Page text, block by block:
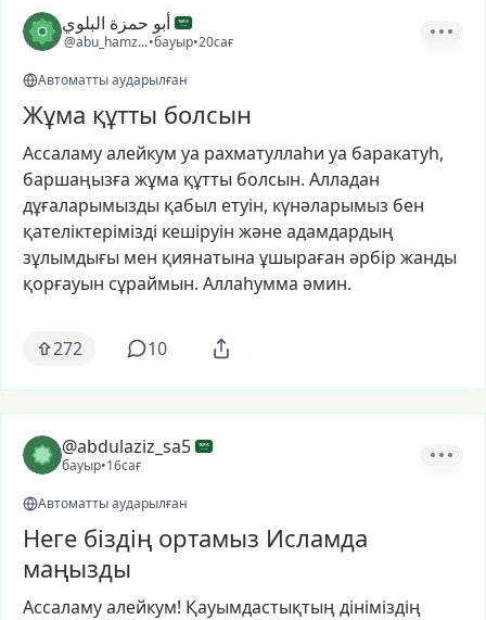
أبو حمزة البلوي
@abu_hamza_22
•бауыр•20сағ
Автоматты аударылған
Жұма құтты болсын
Ассаламуалейкум уа рахматуллаһи уа баракатуһ,
баршаңызға жұма құтты болсын. Алладан
дұғаларымызды қабыл етуін, күнәларымыз бен
қателіктерімізді кешіруін жәнеадамдардың
зұлымдығы мен қиянатына ұшыраған әрбір жанды
қорғауын сұраймын. Аллаһумма әмин.
272 10
@abdulaziz_sa5
бауыр•16сағ
Автоматты аударылған
Неге біздің ортамыз Исламда
маңызды
Ассаламуалейкум! Қауымдастықтың дініміздің